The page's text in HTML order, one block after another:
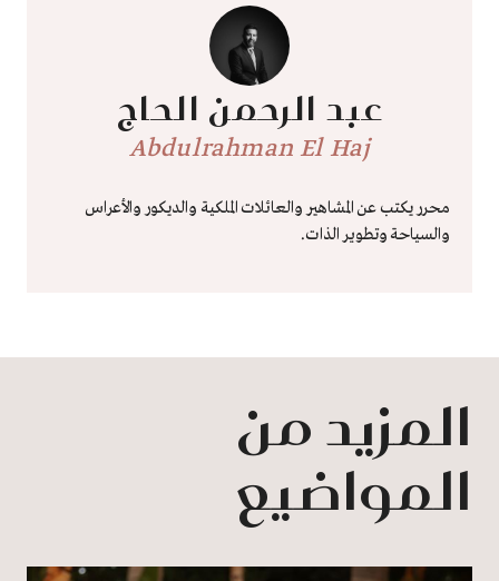
عبد الرحمن الحاج
Abdulrahman El Haj
محرر يكتب عن المشاهير والعائلات الملكية والديكور والأعراس
والسياحة وتطوير الذات.
المزيد من
المواضيع